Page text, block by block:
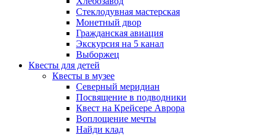
Стеклодувная мастерская
Монетный двор
Гражданская авиация
Экскурсия на 5 канал
Выборжец
Квесты для детей
Квесты в музее
Северный меридиан
Посвящение в подводники
Квест на Крейсере Аврора
Воплощение мечты
Найди клад